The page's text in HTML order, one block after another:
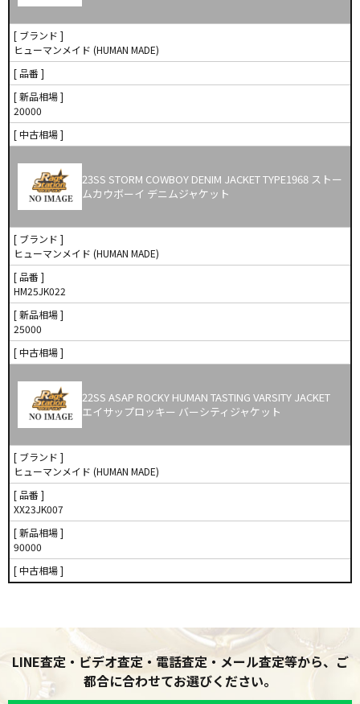
[ ブランド ]
ヒューマンメイド (HUMAN MADE)
[ 品番 ]
[ 新品相場 ]
20000
[ 中古相場 ]
23SS STORM COWBOY DENIM JACKET TYPE1968 ストー
ムカウボーイ デニムジャケット
[ ブランド ]
ヒューマンメイド (HUMAN MADE)
[ 品番 ]
HM25JK022
[ 新品相場 ]
25000
[ 中古相場 ]
22SS ASAP ROCKY HUMAN TASTING VARSITY JACKET
エイサップロッキー バーシティジャケット
[ ブランド ]
ヒューマンメイド (HUMAN MADE)
[ 品番 ]
XX23JK007
[ 新品相場 ]
90000
[ 中古相場 ]
LINE査定・ビデオ査定・電話査定・メール査定等から、ご
都合に合わせてお選びください。